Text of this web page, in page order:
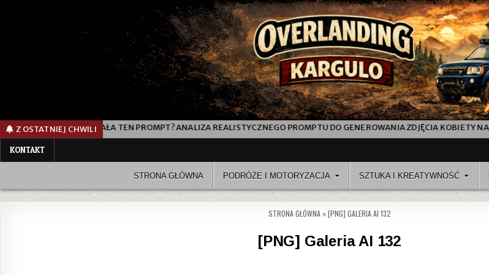
Z OSTATNIEJ CHWILI
JAK DZIAŁA TEN PROMPT? ANALIZA REALISTYCZNEGO PROMPTU DO GENEROWANIA ZDJĘCIA KOBIETY NA PLAŻY NOCĄ
KONTAKT
STRONA GŁÓWNA PODRÓŻE I MOTORYZACJA SZTUKA I KREATYWNOŚĆ
STRONA GŁÓWNA»[PNG] GALERIA AI 132
[PNG] Galeria AI 132